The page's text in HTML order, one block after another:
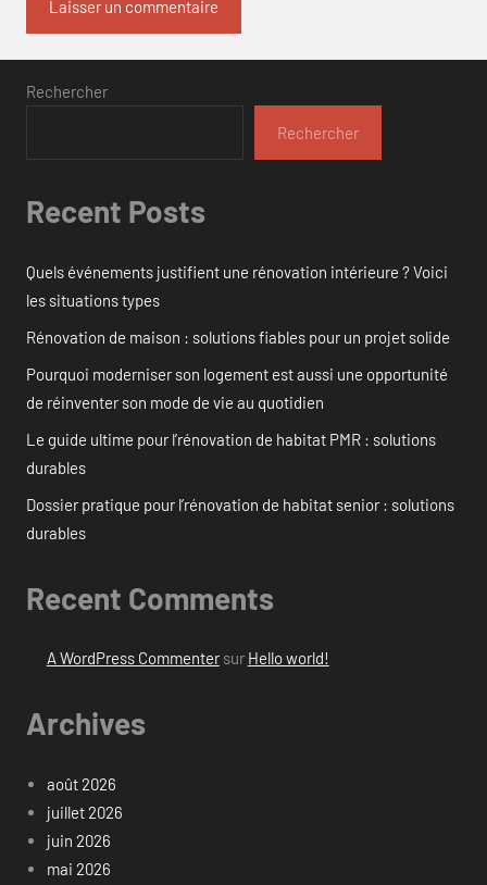
Rechercher
Rechercher
Recent Posts
Quels événements justifient une rénovation intérieure ? Voici
les situations types
Rénovation de maison : solutions fiables pour un projet solide
Pourquoi moderniser son logement est aussi une opportunité
de réinventer son mode de vie au quotidien
Le guide ultime pour l’rénovation de habitat PMR : solutions
durables
Dossier pratique pour l’rénovation de habitat senior : solutions
durables
Recent Comments
A WordPress Commentersur Hello world!
Archives
août 2026
juillet 2026
juin 2026
mai 2026